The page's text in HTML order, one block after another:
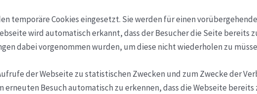
temporäre Cookies eingesetzt. Sie werden für einen
wird automatisch erkannt, dass der Besucher die Seite
dabei vorgenommen wurden, um diese nicht wiederholen zu
der Webseite zu statistischen Zwecken und zum Zwecke der
erneuten Besuch automatisch zu erkennen, dass die Webseite